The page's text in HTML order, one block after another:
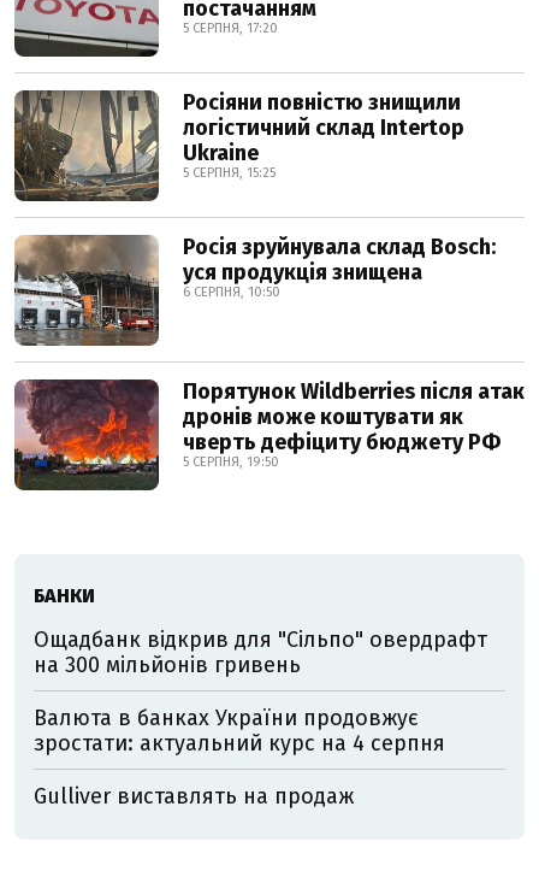
постачанням
5 СЕРПНЯ, 17:20
Росіяни повністю знищили
логістичний склад Intertop
Ukraine
5 СЕРПНЯ, 15:25
Росія зруйнувала склад Bosch:
уся продукція знищена
6 СЕРПНЯ, 10:50
Порятунок Wildberries після атак
дронів може коштувати як
чверть дефіциту бюджету РФ
5 СЕРПНЯ, 19:50
БАНКИ
Ощадбанк відкрив для "Сільпо" овердрафт
на 300 мільйонів гривень
Валюта в банках України продовжує
зростати: актуальний курс на 4 серпня
Gulliver виставлять на продаж